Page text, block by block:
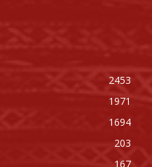
2453
1971
1694
203
167